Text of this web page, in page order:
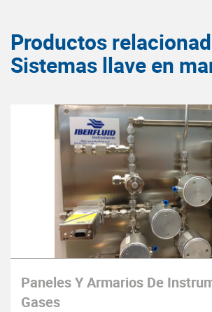
Productos
Sistemas llave en
Paneles Y Armarios De
Gases